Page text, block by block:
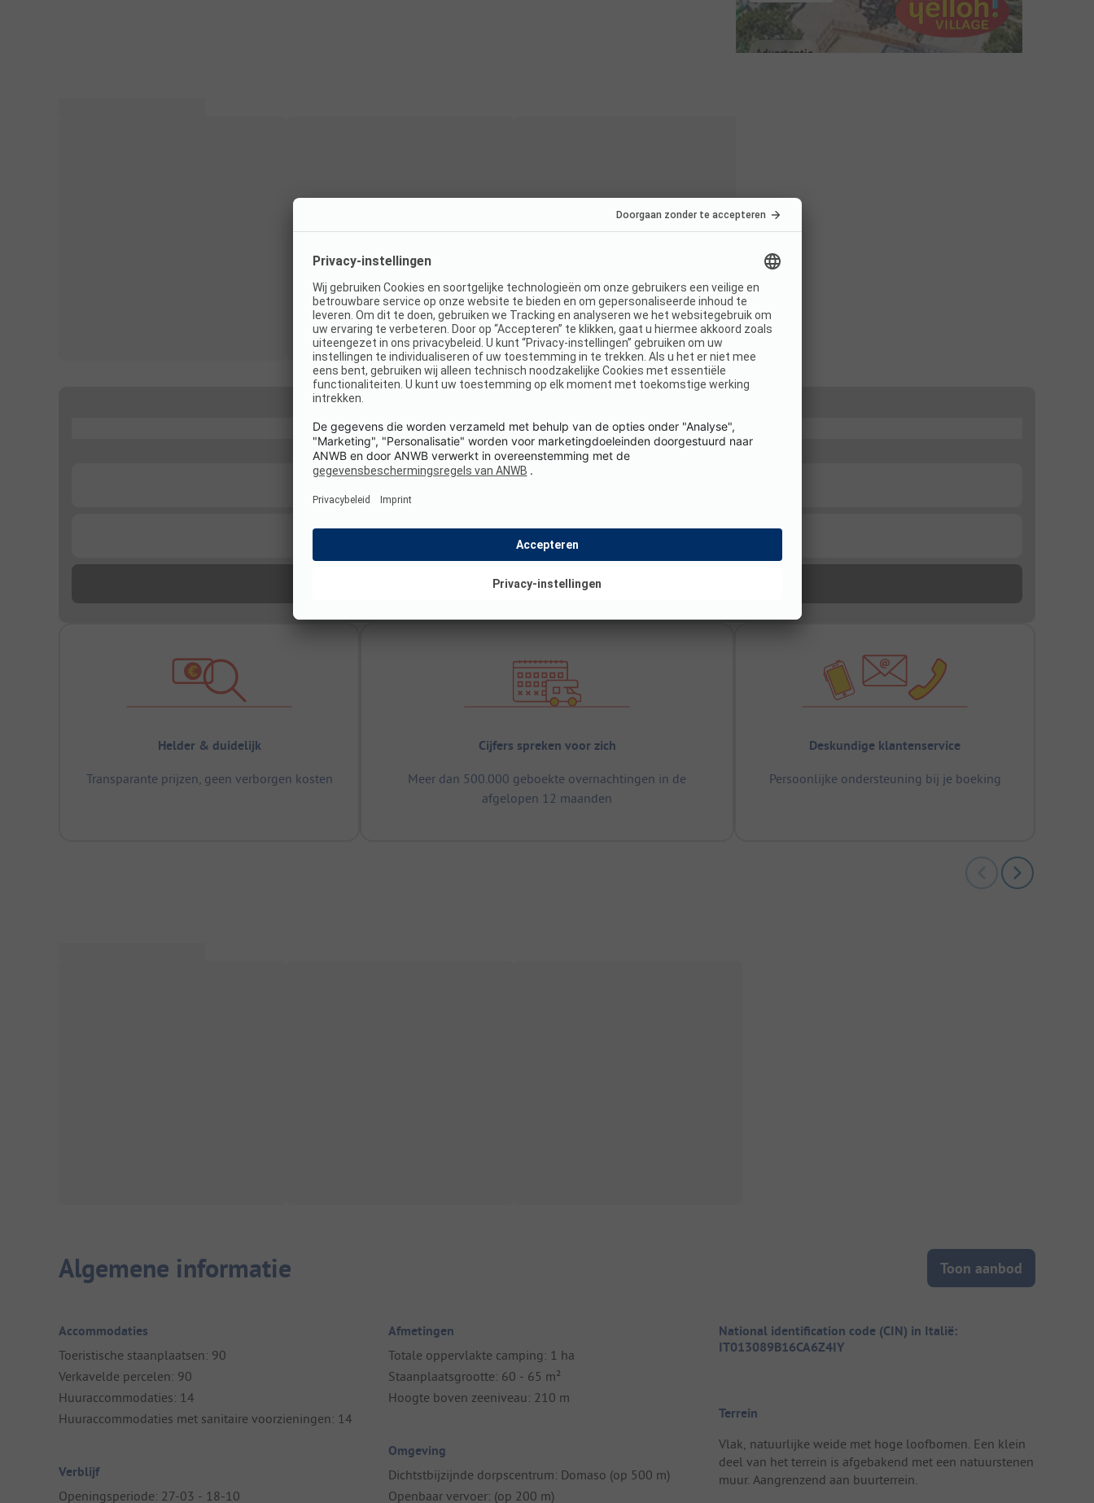
Helder & duidelijk
Transparante prijzen, geen verborgen kosten
Cijfers spreken voor zich
Meer dan 500.000 geboekte overnachtingen in de
afgelopen 12 maanden
Deskundige klantenservice
Persoonlijke ondersteuning bij je boeking
Algemene informatie Toon aanbod
Accommodaties
Toeristische staanplaatsen: 90
Verkavelde percelen: 90
Huuraccommodaties: 14
Huuraccommodaties met sanitaire voorzieningen: 14
Verblijf
Openingsperiode: 27-03 - 18-10
Afmetingen
Totale oppervlakte camping: 1 ha
Staanplaatsgrootte: 60 - 65 m²
Hoogte boven zeeniveau: 210 m
Omgeving
Dichtstbijzijnde dorpscentrum: Domaso (op 500 m)
Openbaar vervoer: (op 200 m)
National identification code (CIN) in Italië:
IT013089B16CA6Z4IY
Terrein
Vlak, natuurlijke weide met hoge loofbomen. Een klein
deel van het terrein is afgebakend met een natuurstenen
muur. Aangrenzend aan buurterrein.